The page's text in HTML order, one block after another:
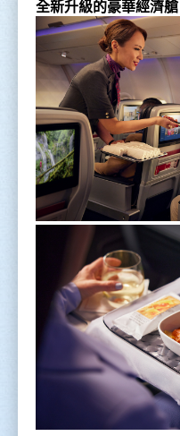
全新升級的豪華經濟艙